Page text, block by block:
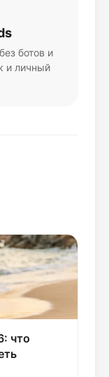
ботов и
и личный
что